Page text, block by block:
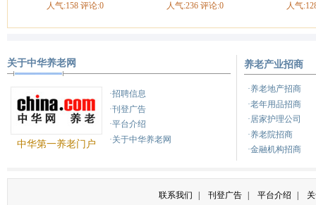
人气:158 评论:0
人气:236 评论:0
人气
关于中华养老网
中华第一养老门户
·招聘信息
·刊登广告
·平台介绍
·关于中华养老网
养老产业招商
·养老地产招商
·老年用品招商
·居家护理公司
·养老院招商
·金融机构招商
联系我们 刊登广告 平台介绍